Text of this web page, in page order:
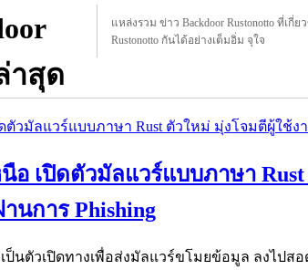
าสุด
แหล่งรวม ข่าว Backdoor Rustonotto ที่เกี่
Rustonotto กันได้อย่างเต็มอิ่ม จุใจ
นือ เปิดตัวมัลแวร์แบบภาษา
นการ Phishing
ป็นตัวเปิดทางเพื่อส่งมัลแวร์ขโมยข้อมูล ลงไปส